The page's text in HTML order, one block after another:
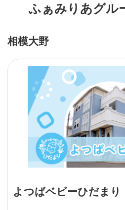
ふぁみりあグル
相模大野
よつばベビーひだまり